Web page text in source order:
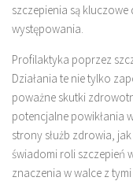
szczepienia są
występowania.
Profilaktyka poprzez
Działania te nie tylko
poważne skutki
potencjalne powikłania
strony służb zdrowia,
świadomi roli szczepień
znaczenia w walce z